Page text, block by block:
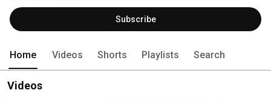
Subscribe
Home Videos Shorts Playlists Search
Videos